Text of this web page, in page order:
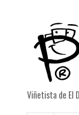
Viñetista de El